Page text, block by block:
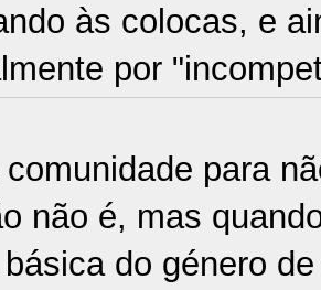
às colocas, e
por
para
não é, mas
do género